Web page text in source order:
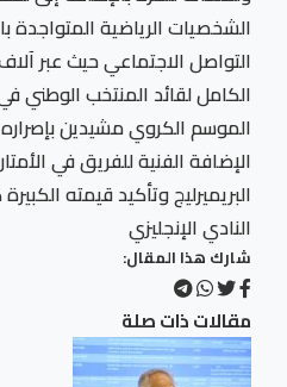
الشخصيات الرياضية
التواصل الاجتماعي حيث عبر
الكامل لقائد المنتخب الوطني
الموسم الكروي مشيدين
الإضافة الفنية للفريق في
البريميرليج وتأكيد قيمته
النادي الإنجليزي
شارك هذا المقال:
مقالات ذات صلة